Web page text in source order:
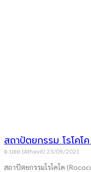
สถาปัตยกรรม โรโค
อ.บอย (Athavit) 23/09/2021
สถาปัตยกรรมโรโคโค